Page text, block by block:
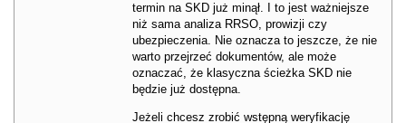
termin na SKD już minął. I to jest ważniejsze
niż sama analiza RRSO, prowizji czy
ubezpieczenia. Nie oznacza to jeszcze, że nie
warto przejrzeć dokumentów, ale może
oznaczać, że klasyczna ścieżka SKD nie
będzie już dostępna.
Jeżeli chcesz zrobić wstępną weryfikację